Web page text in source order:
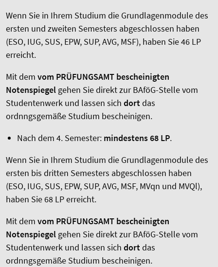
Wenn Sie in Ihrem Studium die Grundlagenmodule des
ersten und zweiten Semesters abgeschlossen haben
(ESO, IUG, SUS, EPW, SUP, AVG, MSF), haben Sie 46 LP
erreicht.
Mit dem vom PRÜFUNGSAMT bescheinigten
Notenspiegel gehen Sie direkt zur BAföG-Stelle vom
Studentenwerk und lassen sich dortdas
ordnngsgemäße Studium bescheinigen.
Nach dem 4. Semester: mindestens 68 LP.
Wenn Sie in Ihrem Studium die Grundlagenmodule des
ersten bis dritten Semesters abgeschlossen haben
(ESO, IUG, SUS, EPW, SUP, AVG, MSF, MVqn und MVQl),
haben Sie 68 LP erreicht.
Mit dem vom PRÜFUNGSAMT bescheinigten
Notenspiegel gehen Sie direkt zur BAföG-Stelle vom
Studentenwerk und lassen sich dortdas
ordnngsgemäße Studium bescheinigen.